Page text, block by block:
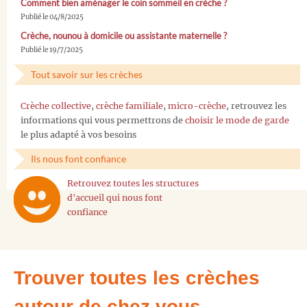
Comment bien aménager le coin sommeil en crèche ?
Publié le 04/8/2025
Crèche, nounou à domicile ou assistante maternelle ?
Publié le 19/7/2025
Tout savoir sur les crèches
Crèche collective, crèche familiale, micro-crèche, retrouvez les
informations qui vous permettrons de choisir le mode de garde
le plus adapté à vos besoins
Ils nous font confiance
Retrouvez toutes les structures
d'accueil qui nous font
confiance
Trouver toutes les crèches